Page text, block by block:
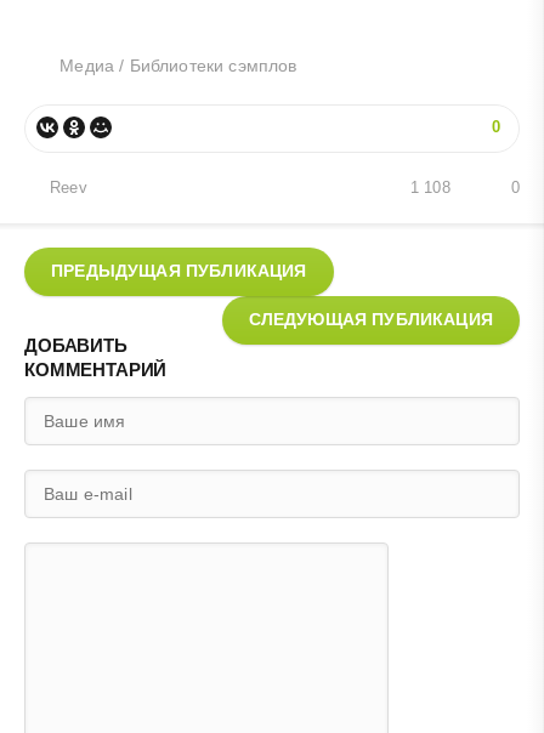
Медиа / Библиотеки сэмплов
0
Reev 0
1 108
ПРЕДЫДУЩАЯ ПУБЛИКАЦИЯ
СЛЕДУЮЩАЯ ПУБЛИКАЦИЯ
ДОБАВИТЬ
КОММЕНТАРИЙ